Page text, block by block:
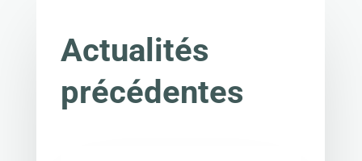
Actualités
précédentes